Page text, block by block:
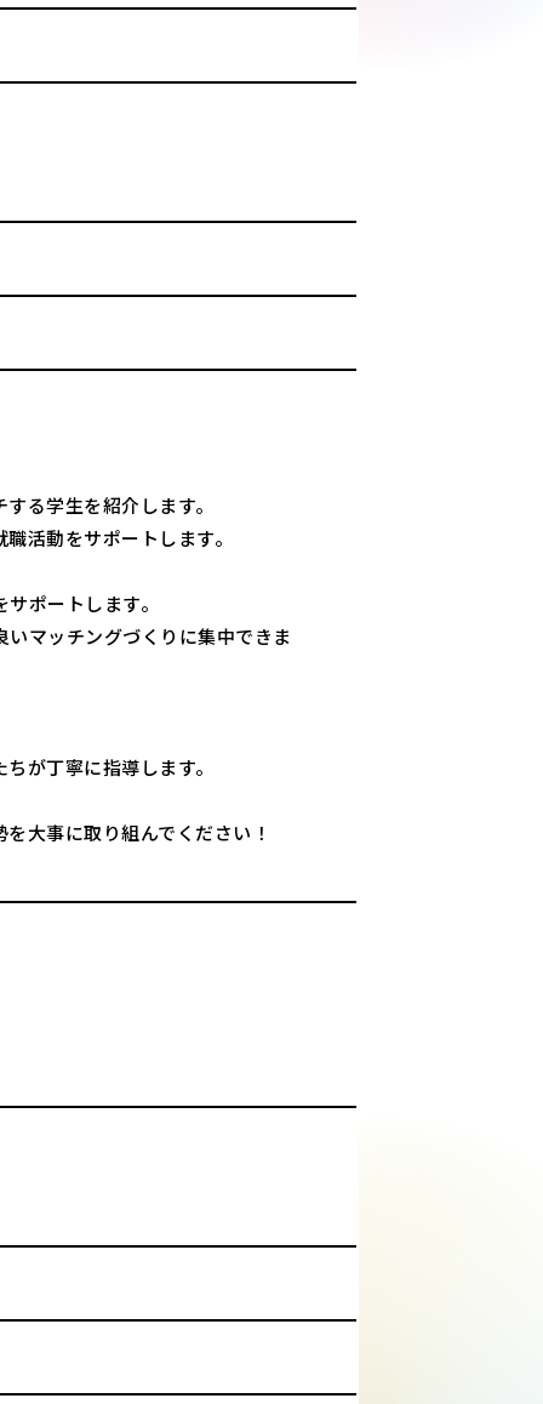
る学生を紹介します。
活動をサポートします。
ポートします。
マッチングづくりに集中できま
が丁寧に指導します。
大事に取り組んでください！